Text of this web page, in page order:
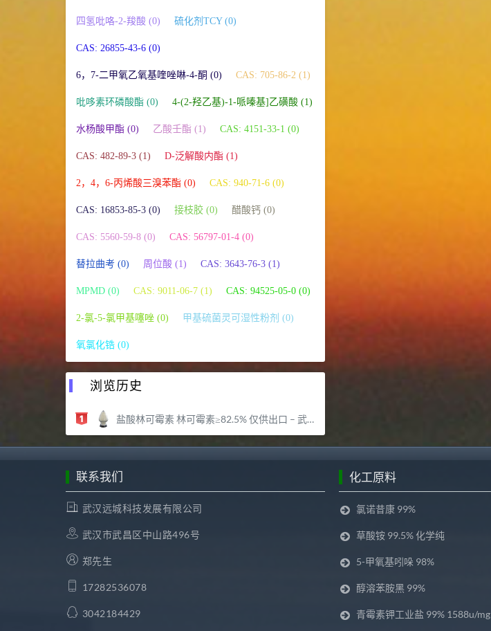
四氢吡咯-2-羧酸 (0) 硫化剂TCY (0)
CAS: 26855-43-6 (0)
6，7-二甲氧乙氧基喹唑啉-4-酮 (0) CAS: 705-86-2 (1)
吡哆素环磷酸酯 (0) 4-(2-羟乙基)-1-哌嗪基]乙磺酸 (1)
水杨酸甲酯 (0) 乙酸壬酯 (1) CAS: 4151-33-1 (0)
CAS: 482-89-3 (1) D-泛解酸内酯 (1)
2，4，6-丙烯酸三溴苯酯 (0) CAS: 940-71-6 (0)
CAS: 16853-85-3 (0) 接枝胶 (0) 醋酸钙 (0)
CAS: 5560-59-8 (0) CAS: 56797-01-4 (0)
替拉曲考 (0) 周位酸 (1) CAS: 3643-76-3 (1)
MPMD (0) CAS: 9011-06-7 (1) CAS: 94525-05-0 (0)
2-氯-5-氯甲基噻唑 (0) 甲基硫菌灵可湿性粉剂 (0)
氧氯化锆 (0)
浏览历史
盐酸林可霉素 林可霉素≥82.5% 仅供出口 – 武汉远城科技发展有限公司
联系我们
武汉远城科技发展有限公司
武汉市武昌区中山路496号
郑先生
17282536078
3042184429
化工原料
氯诺昔康 99%
草酸铵 99.5% 化学纯
5-甲氧基吲哚 98%
醇溶苯胺黑 99%
青霉素钾工业盐 99% 1588u/mg